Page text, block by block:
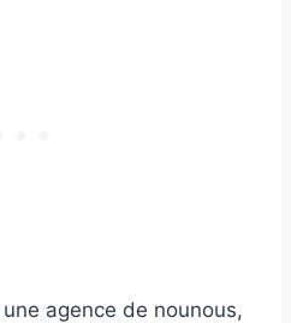
agence de nounous,